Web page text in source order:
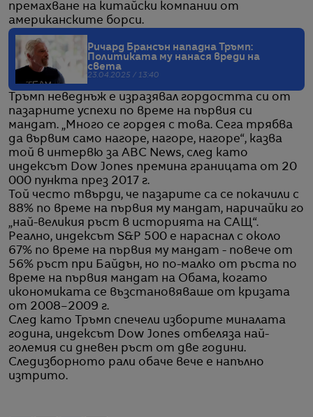
премахване на китайски компании от
американските борси.
Ричард Брансън нападна Тръмп:
Политиката му нанася вреди на
света
23.04.2025 / 13:40
Тръмп неведнъж е изразявал гордостта си от
пазарните успехи по време на първия си
мандат. „Много се гордея с това. Сега трябва
да вървим само нагоре, нагоре, нагоре“, казва
той в интервю за ABC News, след като
индексът Dow Jones премина границата от 20
000 пункта през 2017 г.
Той често твърди, че пазарите са се покачили с
88% по време на първия му мандат, наричайки го
„най-великия ръст в историята на САЩ“.
Реално, индексът S&P 500 е нараснал с около
67% по време на първия му мандат - повече от
56% ръст при Байдън, но по-малко от ръста по
време на първия мандат на Обама, когато
икономиката се възстановяваше от кризата
от 2008–2009 г.
След като Тръмп спечели изборите миналата
година, индексът Dow Jones отбеляза най-
големия си дневен ръст от две години.
Следизборното рали обаче вече е напълно
изтрито.